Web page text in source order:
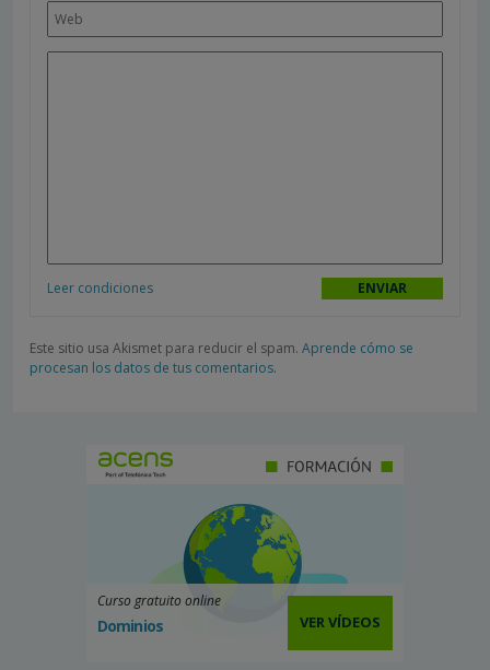
Leer condiciones
Este sitio usa Akismet para reducir el spam. Aprende cómo se
procesan los datos de tus comentarios.
Curso gratuito online
Dominios VER VÍDEOS